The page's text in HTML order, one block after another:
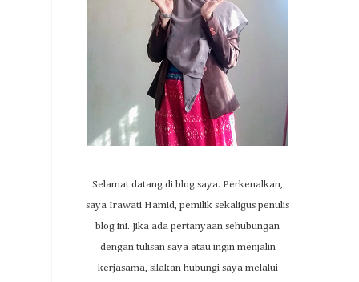
Selamat datang di blog saya. Perkenalkan,
saya Irawati Hamid, pemilik sekaligus penulis
blog ini. Jika ada pertanyaan sehubungan
dengan tulisan saya atau ingin menjalin
kerjasama, silakan hubungi saya melalui